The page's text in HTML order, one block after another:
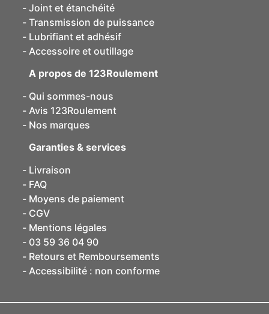
Joint et étanchéité
Transmission de puissance
Lubrifiant et adhésif
Accessoire et outillage
A propos de 123Roulement
Qui sommes-nous
Avis 123Roulement
Nos marques
Garanties & services
Livraison
FAQ
Moyens de paiement
CGV
Mentions légales
03 59 36 04 90
Retours et Remboursements
Accessibilité : non conforme